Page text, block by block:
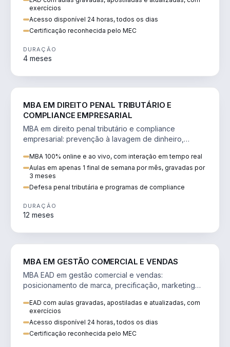
exercícios
Acesso disponível 24 horas, todos os dias
Certificação reconhecida pelo MEC
DURAÇÃO
4 meses
MBA EM DIREITO PENAL TRIBUTÁRIO E
COMPLIANCE EMPRESARIAL
MBA em direito penal tributário e compliance
empresarial: prevenção à lavagem de dinheiro,
MBA 100% online e ao vivo, com interação em tempo real
Aulas em apenas 1 final de semana por mês, gravadas por
3 meses
Defesa penal tributária e programas de compliance
DURAÇÃO
12 meses
MBA EM GESTÃO COMERCIAL E VENDAS
MBA EAD em gestão comercial e vendas:
posicionamento de marca, precificação, marketing
EAD com aulas gravadas, apostiladas e atualizadas, com
exercícios
Acesso disponível 24 horas, todos os dias
Certificação reconhecida pelo MEC